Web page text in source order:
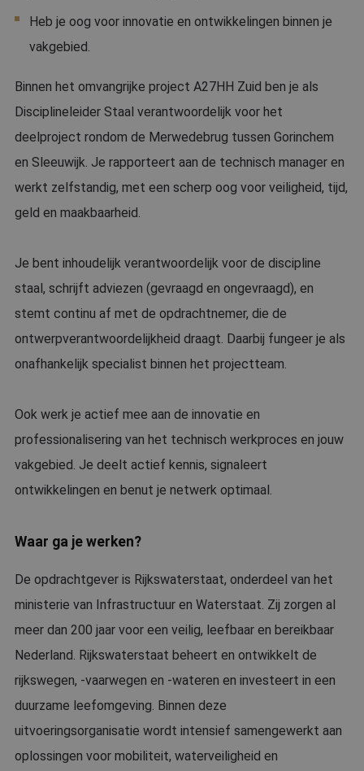
Heb je oog voor innovatie en ontwikkelingen binnen je
vakgebied.
Binnen het omvangrijke project A27HH Zuid ben je als
Disciplineleider Staal verantwoordelijk voor het
deelproject rondom de Merwedebrug tussen Gorinchem
en Sleeuwijk. Je rapporteert aan de technisch manager en
werkt zelfstandig, met een scherp oog voor veiligheid, tijd,
geld en maakbaarheid.
Je bent inhoudelijk verantwoordelijk voor de discipline
staal, schrijft adviezen (gevraagd en ongevraagd), en
stemt continu af met de opdrachtnemer, die de
ontwerpverantwoordelijkheid draagt. Daarbij fungeer je als
onafhankelijk specialist binnen het projectteam.
Ook werk je actief mee aan de innovatie en
professionalisering van het technisch werkproces en jouw
vakgebied. Je deelt actief kennis, signaleert
ontwikkelingen en benut je netwerk optimaal.
Waar ga je werken?
De opdrachtgever is Rijkswaterstaat, onderdeel van het
ministerie van Infrastructuur en Waterstaat. Zij zorgen al
meer dan 200 jaar voor een veilig, leefbaar en bereikbaar
Nederland. Rijkswaterstaat beheert en ontwikkelt de
rijkswegen, -vaarwegen en -wateren en investeert in een
duurzame leefomgeving. Binnen deze
uitvoeringsorganisatie wordt intensief samengewerkt aan
oplossingen voor mobiliteit, waterveiligheid en